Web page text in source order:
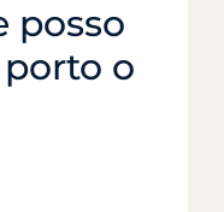
posso
o